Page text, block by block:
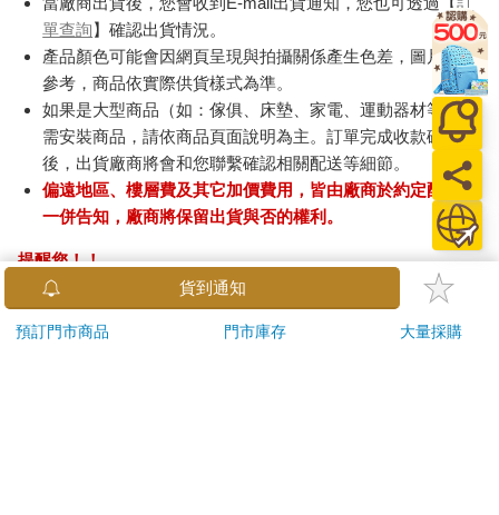
單查詢】確認出貨情況。
產品顏色可能會因網頁呈現與拍攝關係產生色差，圖片僅供
參考，商品依實際供貨樣式為準。
如果是大型商品（如：傢俱、床墊、家電、運動器材等）及
需安裝商品，請依商品頁面說明為主。訂單完成收款確認
後，出貨廠商將會和您聯繫確認相關配送等細節。
偏遠地區、樓層費及其它加價費用，皆由廠商於約定配送時
一併告知，廠商將保留出貨與否的權利。
提醒您！！
金石堂及銀行均不會請您操作ATM! 如接獲電話要求您前往
ATM提款機，請不要聽從指示，以免受騙上當！
貨到通知
預訂門市商品 門市庫存 大量採購